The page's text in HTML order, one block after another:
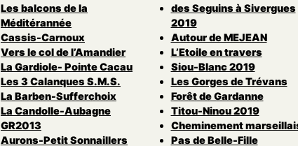
Les balcons de la
Méditérannée
Cassis-Carnoux
Vers le col de l’Amandier
La Gardiole- Pointe Cacau
Les 3 Calanques S.M.S.
La Barben-Sufferchoix
La Candolle-Aubagne
GR2013
Aurons-Petit Sonnaillers
des Seguins à Sivergues
2019
Autour de MEJEAN
L’Etoile en travers
Siou-Blanc 2019
Les Gorges de Trévans
Forêt de Gardanne
Titou-Ninou 2019
Cheminement
Pas de Belle-Fille